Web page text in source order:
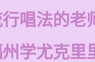
唱法的老
学尤克里